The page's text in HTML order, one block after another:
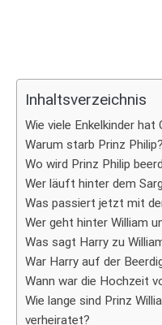
Inhaltsverzeichnis
Wie viele Enkelkinder hat
Warum starb Prinz Philip?
Wo wird Prinz Philip
Wer läuft hinter dem
Was passiert jetzt mit
Wer geht hinter William
Was sagt Harry zu
War Harry auf der
Wann war die Hochzeit
Wie lange sind Prinz
verheiratet?